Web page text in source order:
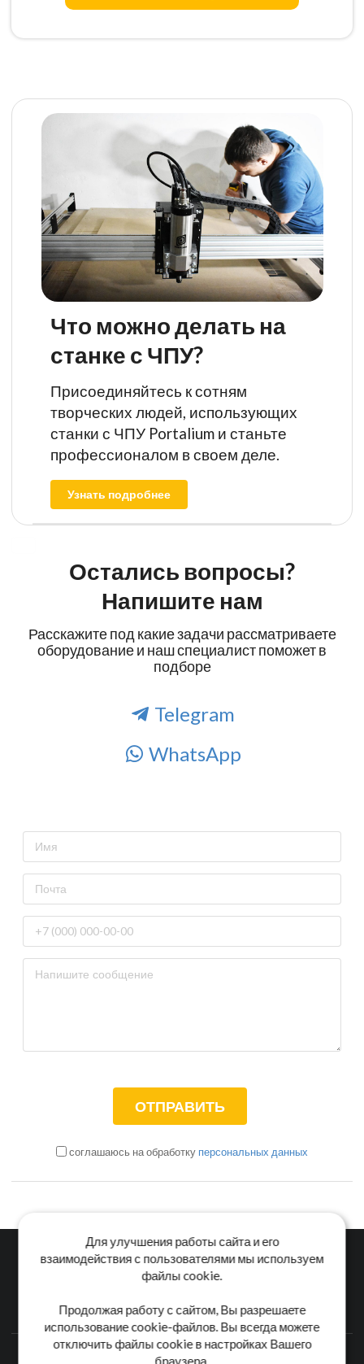
Что можно делать на
станке с ЧПУ?
Присоединяйтесь к сотням
творческих людей, использующих
станки с ЧПУ Portalium и станьте
профессионалом в своем деле.
Узнать подробнее
Остались вопросы?
Напишите нам
Расскажите под какие задачи рассматриваете
оборудование и наш специалист поможет в
подборе
Telegram
WhatsApp
соглашаюсь на обработку персональных данных
Контакты
Для дома 3D обработка
Для улучшения работы сайта и его
взаимодействия с пользователями мы используем
файлы cookie.
Продолжая работу с сайтом, Вы разрешаете
использование cookie-файлов. Вы всегда можете
отключить файлы cookie в настройках Вашего
браузера.